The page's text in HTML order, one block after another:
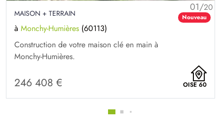
01/20
Nouveau
MAISON + TERRAIN
à Monchy-Humières (60113)
Construction de votre maison clé en main à
Monchy-Humières.
246 408 € OISE 60